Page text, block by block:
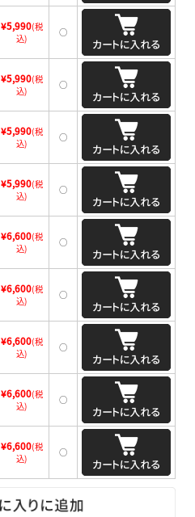
¥5,990(税
込)
○
¥5,990(税
込)
○
¥5,990(税
込)
○
¥5,990(税
込)
○
¥6,600(税
込)
○
¥6,600(税
込)
○
¥6,600(税
込)
○
¥6,600(税
込)
○
¥6,600(税
込)
○